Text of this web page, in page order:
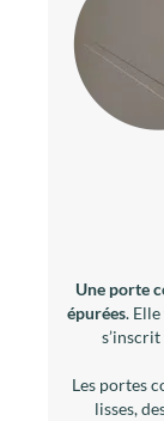
Une porte
épurées.
Les portes
lisses,